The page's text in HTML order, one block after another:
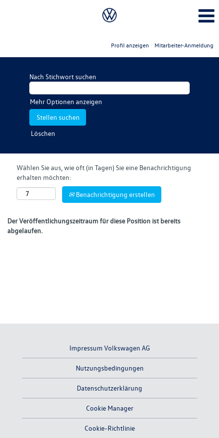
Profil anzeigen Mitarbeiter-Anmeldung
Nach Stichwort suchen
Mehr Optionen anzeigen
Löschen
Wählen Sie aus, wie oft (in Tagen) Sie eine Benachrichtigung
erhalten möchten:
Benachrichtigung erstellen
Der Veröffentlichungszeitraum für diese Position ist bereits
abgelaufen.
Impressum Volkswagen AG
Nutzungsbedingungen
Datenschutzerklärung
Cookie Manager
Cookie-Richtlinie